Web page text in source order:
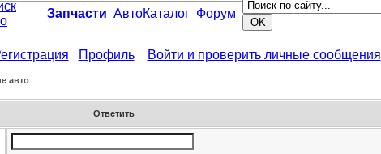
Запчасти АвтоКаталог Форум
Профиль Войти и проверить личные сообщения
авто
Ответить